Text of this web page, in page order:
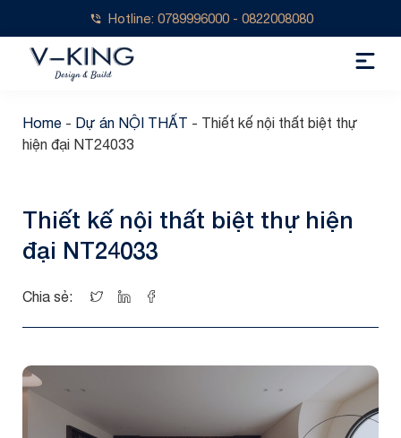
Hotline: 0789996000 - 0822008080
Home - Dự án NỘI THẤT - Thiết kế nội thất biệt thự
hiện đại NT24033
Thiết kế nội thất biệt thự hiện
đại NT24033
Chia sẻ: